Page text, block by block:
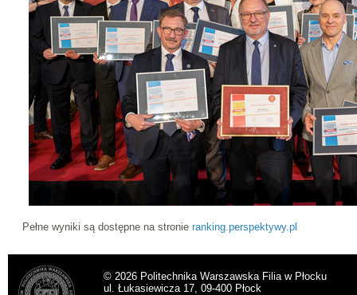
Pełne wyniki są dostępne na stronie ranking.perspektywy.pl
© 2026 Politechnika Warszawska Filia w Płocku
ul. Łukasiewicza 17, 09-400 Płock